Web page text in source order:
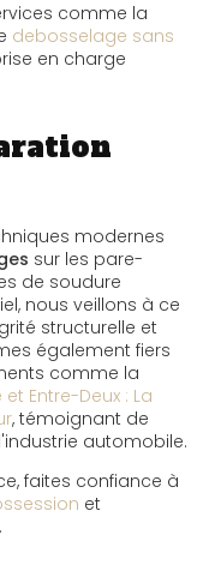
comme la
debosselage sans
en charge
modernes
sur les pare-
de soudure
nous veillons à ce
structurelle et
également fiers
comme la
Entre-Deux : La
, témoignant de
automobile.
faites confiance à
et